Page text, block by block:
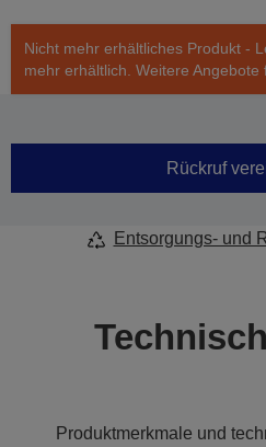
Nicht mehr erhältliches Produkt -
mehr erhältlich. Weitere Angebote
Rückruf
Entsorgungs- und
Produktmerkmale und